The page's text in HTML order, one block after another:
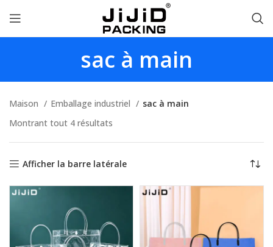
sac à main
Maison Emballage industriel
sac à main
Montrant tout 4 résultats
Afficher la barre latérale